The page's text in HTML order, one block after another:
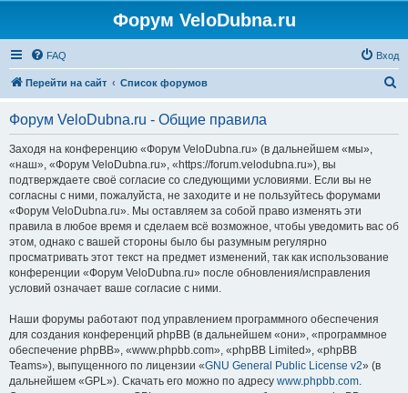
Форум VeloDubna.ru
FAQ Вход
Перейти на сайт Список форумов
Форум VeloDubna.ru - Общие правила
Заходя на конференцию «Форум VeloDubna.ru» (в дальнейшем «мы»,
«наш», «Форум VeloDubna.ru», «https://forum.velodubna.ru»), вы
подтверждаете своё согласие со следующими условиями. Если вы не
согласны с ними, пожалуйста, не заходите и не пользуйтесь форумами
«Форум VeloDubna.ru». Мы оставляем за собой право изменять эти
правила в любое время и сделаем всё возможное, чтобы уведомить вас об
этом, однако с вашей стороны было бы разумным регулярно
просматривать этот текст на предмет изменений, так как использование
конференции «Форум VeloDubna.ru» после обновления/исправления
условий означает ваше согласие с ними.
Наши форумы работают под управлением программного обеспечения
для создания конференций phpBB (в дальнейшем «они», «программное
обеспечение phpBB», «www.phpbb.com», «phpBB Limited», «phpBB
Teams»), выпущенного по лицензии «GNU General Public License v2» (в
дальнейшем «GPL»). Скачать его можно по адресу www.phpbb.com.